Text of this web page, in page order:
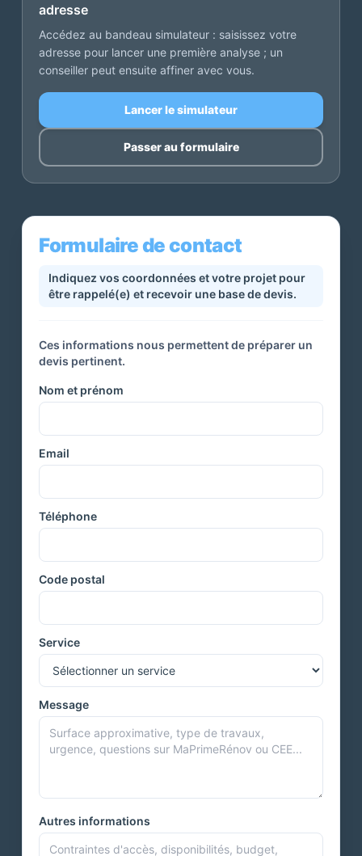
adresse
Accédez au bandeau simulateur : saisissez votre
adresse pour lancer une première analyse ; un
conseiller peut ensuite affiner avec vous.
Lancer le simulateur
Passer au formulaire
Formulaire de contact
Indiquez vos coordonnées et votre projet pour
être rappelé(e) et recevoir une base de devis.
Ces informations nous permettent de préparer un
devis pertinent.
Nom et prénom
Email
Téléphone
Code postal
Service
Message
Autres informations